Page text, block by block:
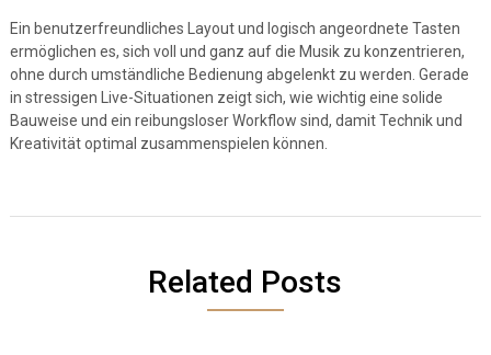
Ein benutzerfreundliches Layout und logisch angeordnete Tasten
ermöglichen es, sich voll und ganz auf die Musik zu konzentrieren,
ohne durch umständliche Bedienung abgelenkt zu werden. Gerade
in stressigen Live-Situationen zeigt sich, wie wichtig eine solide
Bauweise und ein reibungsloser Workflow sind, damit Technik und
Kreativität optimal zusammenspielen können.
Related Posts